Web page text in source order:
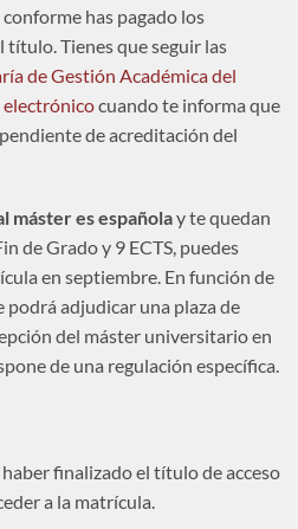
has pagado los
título. Tienes que seguir las
de Gestión Académica del
electrónicocuando te informa que
de acreditación del
máster es españolay te quedan
de Grado y 9 ECTS, puedes
en septiembre. En función de
podrá adjudicar una plaza de
del máster universitario en
de una regulación específica.
haber finalizado el título de acceso
a la matrícula.